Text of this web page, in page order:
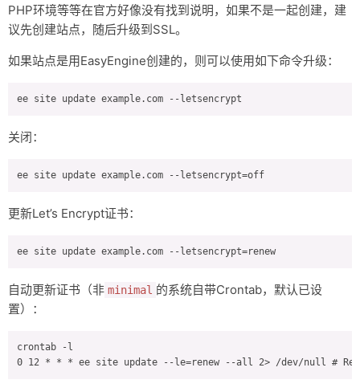
PHP环境等等在官方好像没有找到说明，如果不是一起创建，建
议先创建站点，随后升级到SSL。
如果站点是用EasyEngine创建的，则可以使用如下命令升级：
关闭：
更新Let’s Encrypt证书：
自动更新证书（非 minimal 的系统自带Crontab，默认已设
置）：
crontab -l